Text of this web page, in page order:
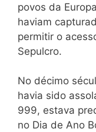
povos da
haviam
permitir o
Sepulcro.
No décimo
havia sido
999, estava
no Dia de Ano